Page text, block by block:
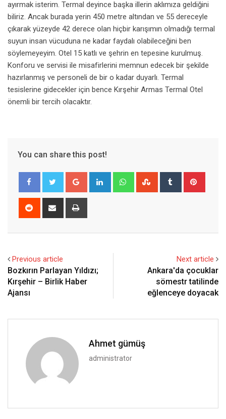
ayırmak isterim. Termal deyince başka illerin aklımıza geldiğini
biliriz. Ancak burada yerin 450 metre altından ve 55 dereceyle
çıkarak yüzeyde 42 derece olan hiçbir karışımın olmadığı termal
suyun insan vücuduna ne kadar faydalı olabileceğini ben
söylemeyeyim. Otel 15 katlı ve şehrin en tepesine kurulmuş.
Konforu ve servisi ile misafirlerini memnun edecek bir şekilde
hazırlanmış ve personeli de bir o kadar duyarlı. Termal
tesislerine gidecekler için bence Kırşehir Armas Termal Otel
önemli bir tercih olacaktır.
You can share this post!
Google+ LinkedIn WhatsappStumbleUpon
Tumblr
Reddit
Share
Previous article
Bozkırın Parlayan Yıldızı;
Kırşehir – Birlik Haber
Ajansı
Next article
Ankara'da çocuklar
sömestr tatilinde
eğlenceye doyacak
Ahmet gümüş
administrator